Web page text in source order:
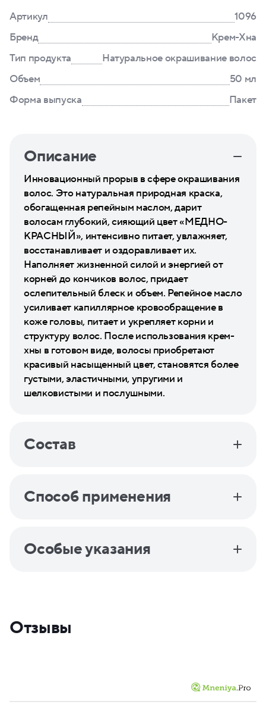
Артикул
1096
Бренд
Крем-Хна
Тип продукта
Натуральное окрашивание волос
Объем
50 мл
Форма выпуска
Пакет
Описание
Инновационный прорыв в сфере окрашивания
волос. Это натуральная природная краска,
обогащенная репейным маслом, дарит
волосам глубокий, сияющий цвет «МЕДНО-
КРАСНЫЙ», интенсивно питает, увлажняет,
восстанавливает и оздоравливает их.
Наполняет жизненной силой и энергией от
корней до кончиков волос, придает
ослепительный блеск и объем. Репейное масло
усиливает капиллярное кровообращение в
коже головы, питает и укрепляет корни и
структуру волос. После использования крем-
хны в готовом виде, волосы приобретают
красивый насыщенный цвет, становятся более
густыми, эластичными, упругими и
шелковистыми и послушными.
Состав
Способ применения
Особые указания
Отзывы